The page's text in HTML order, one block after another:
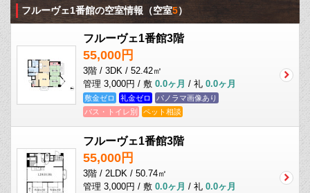
フルーヴェ1番館の空室情報 （空室5）
フルーヴェ1番館3階
55,000円
3階 / 3DK / 52.42㎡
管理 3,000円 / 敷 0.0ヶ月 / 礼 0.0ヶ月
敷金ゼロ 礼金ゼロ
パノラマ画像あり
バス・トイレ別
ペット相談
フルーヴェ1番館3階
55,000円
3階 / 2LDK / 50.74㎡
管理 3,000円 / 敷 0.0ヶ月 / 礼 0.0ヶ月